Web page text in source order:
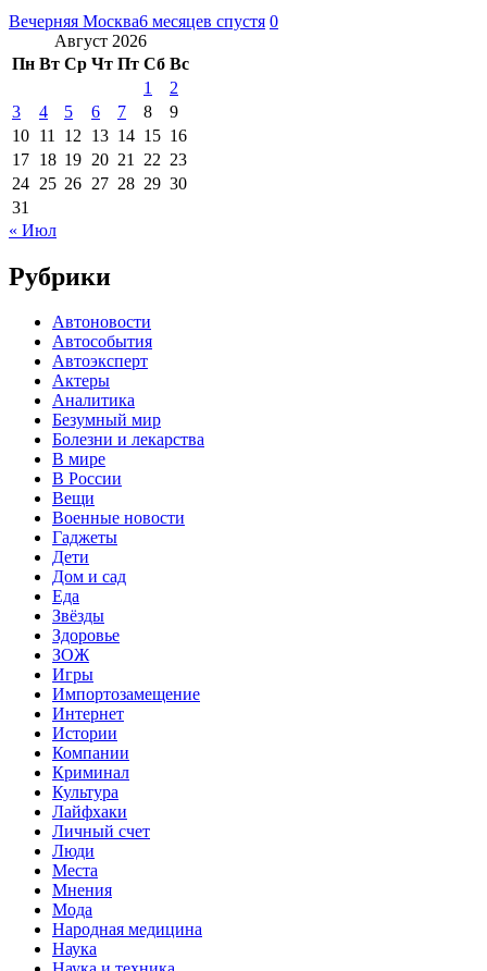
Вечерняя Москва6 месяцев спустя 0
Август 2026
Пн Вт Ср Чт Пт Сб Вс
1
2
3
4 5 6 7 8
9
10 11 12 13 14 15 16
17 18 19 20 21 22 23
24 25 26 27 28 29 30
31
« Июл
Рубрики
Автоновости
Автособытия
Автоэксперт
Актеры
Аналитика
Безумный мир
Болезни и лекарства
В мире
В России
Вещи
Военные новости
Гаджеты
Дети
Дом и сад
Еда
Звёзды
Здоровье
ЗОЖ
Игры
Импортозамещение
Интернет
Истории
Компании
Криминал
Культура
Лайфхаки
Личный счет
Люди
Места
Мнения
Мода
Народная медицина
Наука